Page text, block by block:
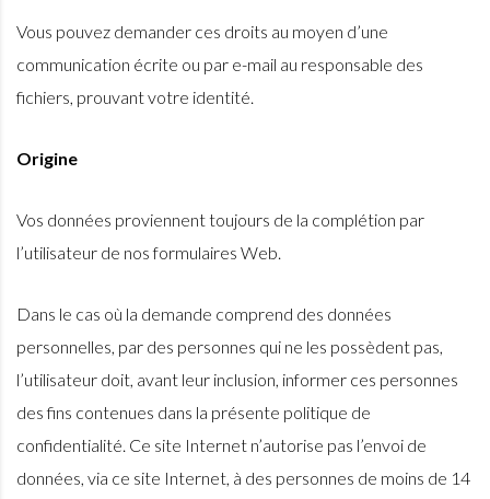
Vous pouvez demander ces droits au moyen d’une
communication écrite ou par e-mail au responsable des
fichiers, prouvant votre identité.
Origine
Vos données proviennent toujours de la complétion par
l’utilisateur de nos formulaires Web.
Dans le cas où la demande comprend des données
personnelles, par des personnes qui ne les possèdent pas,
l’utilisateur doit, avant leur inclusion, informer ces personnes
des fins contenues dans la présente politique de
confidentialité. Ce site Internet n’autorise pas l’envoi de
données, via ce site Internet, à des personnes de moins de 14